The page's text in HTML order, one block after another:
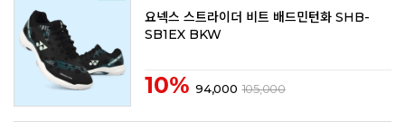
요넥스 스트라이더 비트 배드민턴화 SHB-
SB1EX BKW
10% 94,000 105,000